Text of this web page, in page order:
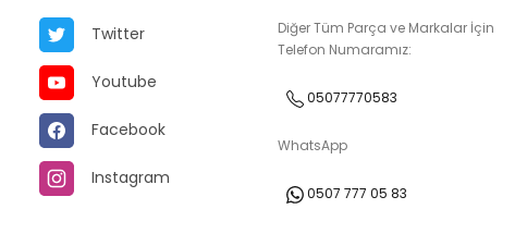
Twitter
Youtube
Facebook
Instagram
Diğer Tüm Parça ve Markalar İçin
Telefon Numaramız:
05077770583
WhatsApp
0507 777 05 83